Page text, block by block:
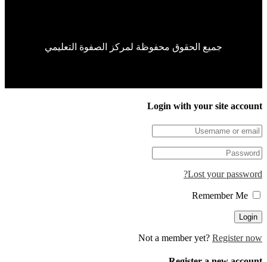
جميع الحقوق محفوظة لمركز الصفوة التعليمي
Login with your site
Lost your
Remember Me
Not a member yet?Register